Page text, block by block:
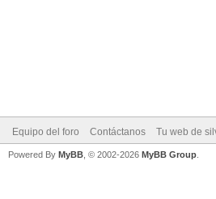
Equipo del foro Contáctanos Tu web de
Powered By MyBB , © 2002-2026 MyBB Group